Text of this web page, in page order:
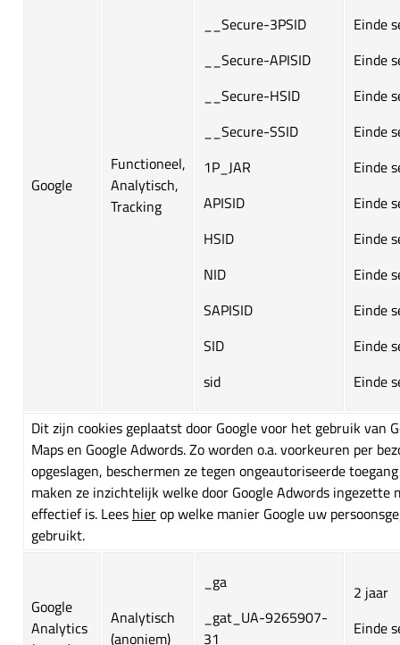
Google
Functioneel,
Analytisch,
Tracking
__Secure-3PSID
__Secure-APISID
__Secure-HSID
__Secure-SSID
1P_JAR
APISID
HSID
NID
SAPISID
SID
sid
Einde
Einde
Einde
Einde
Einde
Einde
Einde
Einde
Einde
Einde
Einde
Dit zijn cookies geplaatst door Google voor het gebruik van
Maps en Google Adwords. Zo worden o.a. voorkeuren per
opgeslagen, beschermen ze tegen ongeautoriseerde
maken ze inzichtelijk welke door Google Adwords ingezette
effectief is. Lees hierop welke manier Google uw
gebruikt.
Google
Analytics
Analytisch
(anoniem)
_ga
_gat_UA-9265907-
31
2 jaar
Einde